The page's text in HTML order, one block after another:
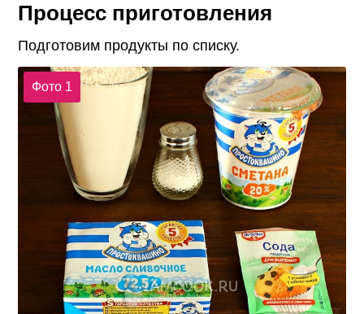
Процесс приготовления
Подготовим продукты по списку.
Фото 1